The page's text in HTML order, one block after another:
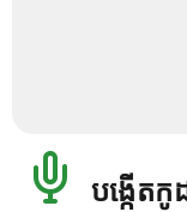
បង្កើត